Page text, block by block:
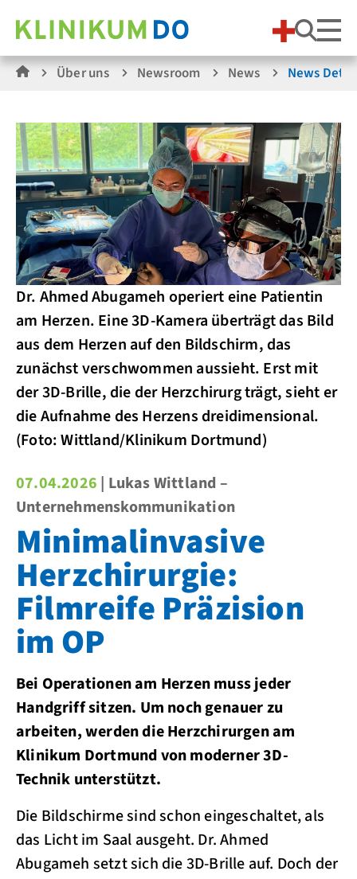
Über uns Newsroom News News
Dr. Ahmed Abugameh operiert eine Patientin
am Herzen. Eine 3D-Kamera überträgt das Bild
aus dem Herzen auf den Bildschirm, das
zunächst verschwommen aussieht. Erst mit
der 3D-Brille, die der Herzchirurg trägt, sieht er
die Aufnahme des Herzens dreidimensional.
(Foto: Wittland/Klinikum Dortmund)
07.04.2026 | Lukas Wittland –
Unternehmenskommunikation
Minimalinvasive
Herzchirurgie:
Filmreife Präzision
im OP
Bei Operationen am Herzen muss jeder
Handgriff sitzen. Um noch genauer zu
arbeiten, werden die Herzchirurgen am
Klinikum Dortmund von moderner 3D-
Technik unterstützt.
Die Bildschirme sind schon eingeschaltet, als
das Licht im Saal ausgeht. Dr. Ahmed
Abugameh setzt sich die 3D-Brille auf. Doch der